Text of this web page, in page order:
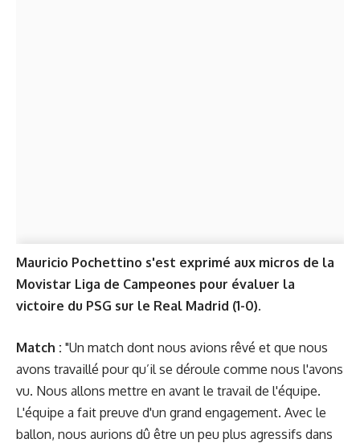
Mauricio Pochettino s'est exprimé aux micros de la
Movistar Liga de Campeones pour évaluer la
victoire du PSG sur le Real Madrid (1-0).
Match : "Un match dont nous avions rêvé et que nous
avons travaillé pour qu’il se déroule comme nous l'avons
vu. Nous allons mettre en avant le travail de l'équipe.
L'équipe a fait preuve d'un grand engagement. Avec le
ballon, nous aurions dû être un peu plus agressifs dans